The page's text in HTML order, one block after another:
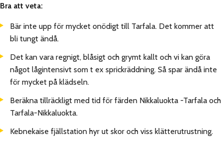
Bra att veta:
Bär inte upp för mycket onödigt till Tarfala. Det kommer att
bli tungt ändå.
Det kan vara regnigt, blåsigt och grymt kallt och vi kan göra
något lågintensivt som t ex sprickräddning. Så spar ändå inte
för mycket på klädseln.
Beräkna tillräckligt med tid för färden Nikkaluokta -Tarfala och
Tarfala-Nikkaluokta.
Kebnekaise fjällstation hyr ut skor och viss klätterutrustning.